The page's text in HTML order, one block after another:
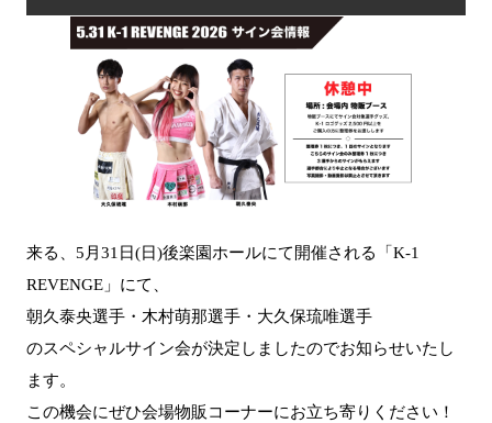
中文（繁體
来る、5月31日(日)後楽園ホールにて開催される「K-1
REVENGE」にて、
朝久泰央選手・木村萌那選手・大久保琉唯選手
のスペシャルサイン会が決定しましたのでお知らせいたし
ます。
この機会にぜひ会場物販コーナーにお立ち寄りください！